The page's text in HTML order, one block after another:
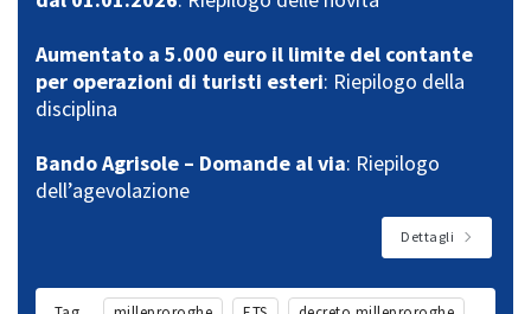
Aumentato a 5.000 euro il limite del contante
per operazioni di turisti esteri: Riepilogo della
disciplina
Bando Agrisole – Domande al via: Riepilogo
dell’agevolazione
Dettagli